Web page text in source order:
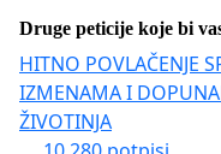
Druge peticije koje bi
HITNO POVLAČENJE
IZMENAMA I
ŽIVOTINJA